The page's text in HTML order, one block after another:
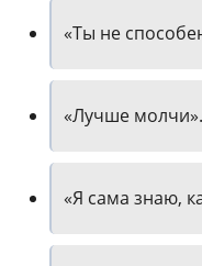
«Ты не
«Лучше молчи».
«Я сама знаю,